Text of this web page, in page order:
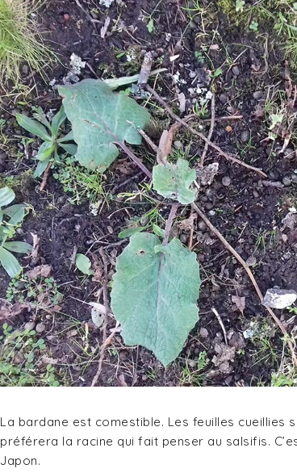
La bardane est comestible. Les feuilles cueillies
préférera la racine qui fait penser au salsifis.
Japon.